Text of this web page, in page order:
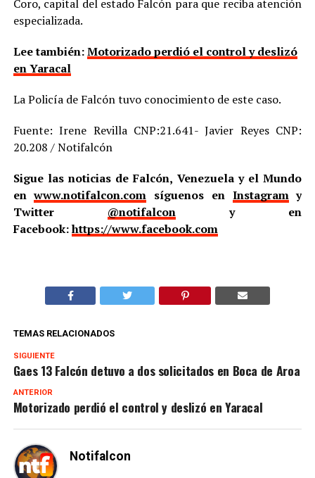
Coro, capital del estado Falcón para que reciba atención
especializada.
Lee también:Motorizado perdió el control y deslizó
en Yaracal
La Policía de Falcón tuvo conocimiento de este caso.
Fuente: Irene Revilla CNP:21.641- Javier Reyes CNP:
20.208 / Notifalcón
Sigue las noticias de Falcón, Venezuela y el Mundo
enwww.notifalcon.com síguenos en Instagramy
Twitter @notifalcony en
Facebook:https://www.facebook.com
TEMAS RELACIONADOS
SIGUIENTE
Gaes 13 Falcón detuvo a dos solicitados en Boca de Aroa
ANTERIOR
Motorizado perdió el control y deslizó en Yaracal
Notifalcon